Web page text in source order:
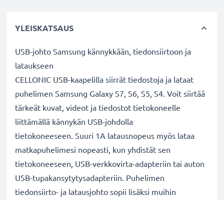
YLEISKATSAUS
USB-johto Samsung kännykkään, tiedonsiirtoon ja
lataukseen
CELLONIC USB-kaapelilla siirrät tiedostoja ja lataat
puhelimen Samsung Galaxy S7, S6, S5, S4. Voit siirtää
tärkeät kuvat, videot ja tiedostot tietokoneelle
liittämällä kännykän USB-johdolla
tietokoneeseen. Suuri 1A latausnopeus myös lataa
matkapuhelimesi nopeasti, kun yhdistät sen
tietokoneeseen, USB-verkkovirta-adapteriin tai auton
USB-tupakansytytysadapteriin. Puhelimen
tiedonsiirto- ja latausjohto sopii lisäksi muihin